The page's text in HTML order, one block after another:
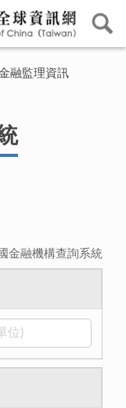
融監理資訊
金融機構查詢系統